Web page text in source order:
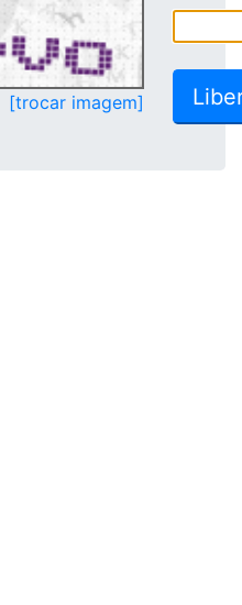
[trocar imagem]